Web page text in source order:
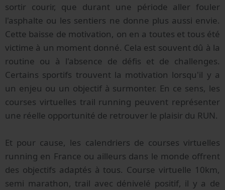
sortir courir, que durant une période aller fouler
l'asphalte ou les sentiers ne donne plus aussi envie.
Cette baisse de motivation, on en a toutes et tous été
victime à un moment donné. Cela est souvent dû à la
routine ou à l'absence de défis et de challenges.
Certains sportifs trouvent la motivation lorsqu'il y a
un enjeu ou un objectif à surmonter. En ce sens, les
courses virtuelles trail running peuvent représenter
une réelle opportunité de retrouver le plaisir du RUN.
Et pour cause, les calendriers de courses virtuelles
running en France ou ailleurs dans le monde offrent
des objectifs adaptés à tous. Course virtuelle 10km,
semi marathon, trail avec dénivelé positif, il y a de